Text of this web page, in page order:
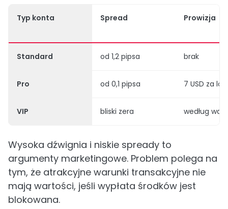
Typ konta Spread Prowizja
Standard od 1,2 pipsa brak
Pro od 0,1 pipsa 7 USD za lot
VIP bliski zera według
Wysoka dźwignia i niskie spready to
argumenty marketingowe. Problem polega na
tym, że atrakcyjne warunki transakcyjne nie
mają wartości, jeśli wypłata środków jest
blokowana.